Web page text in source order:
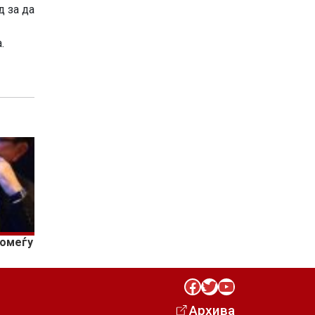
за да
Facebook Twitter YouTube
Архива